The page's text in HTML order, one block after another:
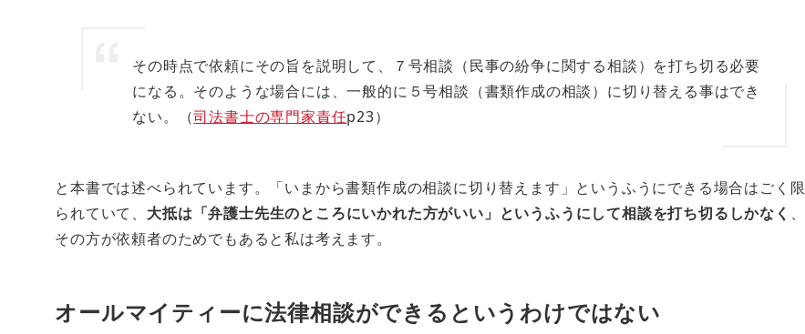
その時点で依頼にその旨を説明して、７号相談（民事の紛争に関する相談）を打ち切る必要
になる。そのような場合には、一般的に５号相談（書類作成の相談）に切り替える事はでき
ない。（司法書士の専門家責任p23）
と本書では述べられています。「いまから書類作成の相談に切り替えます」というふうにできる場合はごく限
られていて、 大抵は「弁護士先生のところにいかれた方がいい」というふうにして相談を打ち切るしかなく 、
その方が依頼者のためでもあると私は考えます。
オールマイティーに法律相談ができるというわけではない